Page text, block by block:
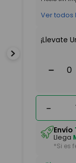
Ver todos
¡Llevate
－
－
Envío
Llega
*Si es